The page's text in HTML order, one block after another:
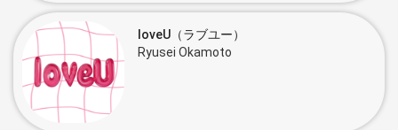
loveU（ラブユー）
Ryusei Okamoto